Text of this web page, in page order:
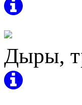
Дыры,